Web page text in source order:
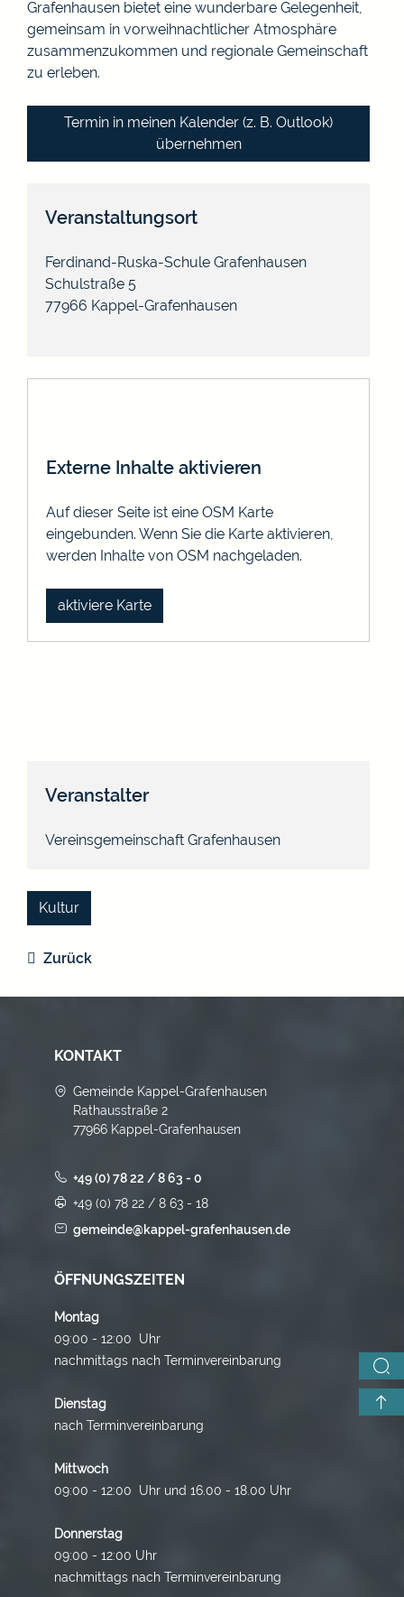
Grafenhausen bietet eine wunderbare Gelegenheit,
gemeinsam in vorweihnachtlicher Atmosphäre
zusammenzukommen und regionale Gemeinschaft
zu erleben.
Termin in meinen Kalender (z. B. Outlook)
übernehmen
Veranstaltungsort
Ferdinand-Ruska-Schule Grafenhausen
Schulstraße 5
77966 Kappel-Grafenhausen
Externe Inhalte aktivieren
Auf dieser Seite ist eine OSM Karte
eingebunden. Wenn Sie die Karte aktivieren,
werden Inhalte von OSM nachgeladen.
aktiviere Karte
Veranstalter
Vereinsgemeinschaft Grafenhausen
Kultur
Zurück
KONTAKT
Gemeinde Kappel-Grafenhausen
Rathausstraße 2
77966 Kappel-Grafenhausen
+49 (0) 78 22 / 8 63 - 0
+49 (0) 78 22 / 8 63 - 18
gemeinde@kappel-grafenhausen.de
ÖFFNUNGSZEITEN
Montag
09:00 - 12:00 Uhr
nachmittags nach Terminvereinbarung
Dienstag
nach Terminvereinbarung
Mittwoch
09:00 - 12:00 Uhr und 16.00 - 18.00 Uhr
Donnerstag
09:00 - 12:00 Uhr
nachmittags nach Terminvereinbarung